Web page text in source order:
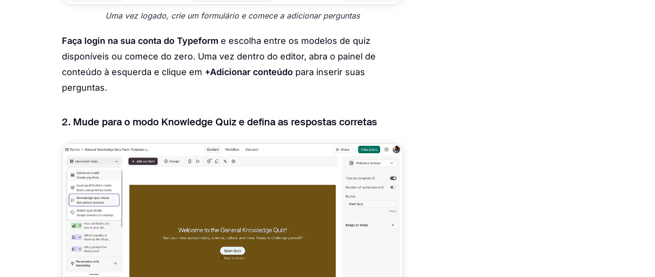
Uma vez logado, crie um formulário e comece a adicionar perguntas
Faça login na sua conta do Typeform e escolha entre os modelos de quiz
disponíveis ou comece do zero. Uma vez dentro do editor, abra o painel de
conteúdo à esquerda e clique em +Adicionar conteúdo para inserir suas
perguntas.
2. Mude para o modo Knowledge Quiz e defina as respostas corretas